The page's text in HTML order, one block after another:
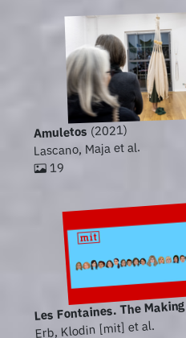
Amuletos (2021)
Lascano, Maja et al.
19
Les Fontaines. The
Erb, Klodin [mit] et al.